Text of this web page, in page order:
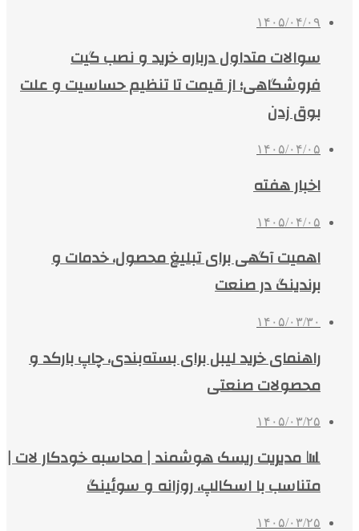
۱۴۰۵/۰۴/۰۹
سوالات متداول درباره خرید و نصب گیت
فروشگاهی؛ از قیمت تا تنظیم حساسیت و علت
بوق زدن
۱۴۰۵/۰۴/۰۵
اخبار هفته
۱۴۰۵/۰۴/۰۵
اهمیت آگهی برای تبلیغ محصول، خدمات و
برندینگ در صنعت
۱۴۰۵/۰۳/۳۰
راهنمای خرید لیبل برای بسته‌بندی، چاپ بارکد و
محصولات صنعتی
۱۴۰۵/۰۳/۲۵
📊 مدیریت ریسک هوشمند | محاسبه خودکار لات |
متناسب با اسکالپ، روزانه و سوئینگ
۱۴۰۵/۰۳/۲۵